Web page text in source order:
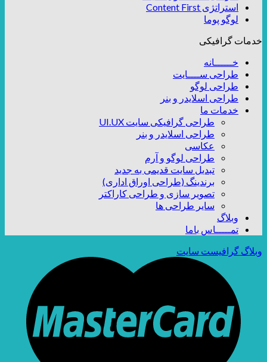
استراتژی Content First
لوگو پوما
خدمات گرافیکی
خــــــانه
طراحی ســــایت
طراحی لوگو
طراحی اسلایدر و بنر
خدمات ما
طراحی گرافیکی سایت UI.UX
طراحی اسلایدر و بنر
عکاسی
طراحی لوگو و آرم
تبدیل سایت قدیمی به جدید
برندینگ (طراحی اوراق اداری)
تصویر سازی و طراحی کاراکتر
سایر طراحی ها
وبلاگ
تمـــــاس باما
وبلاگ گرافیست سایت